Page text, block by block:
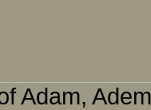
Adam,